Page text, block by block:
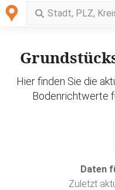
Hier finden Sie die
Bodenrichtwerte
Daten
Zuletzt